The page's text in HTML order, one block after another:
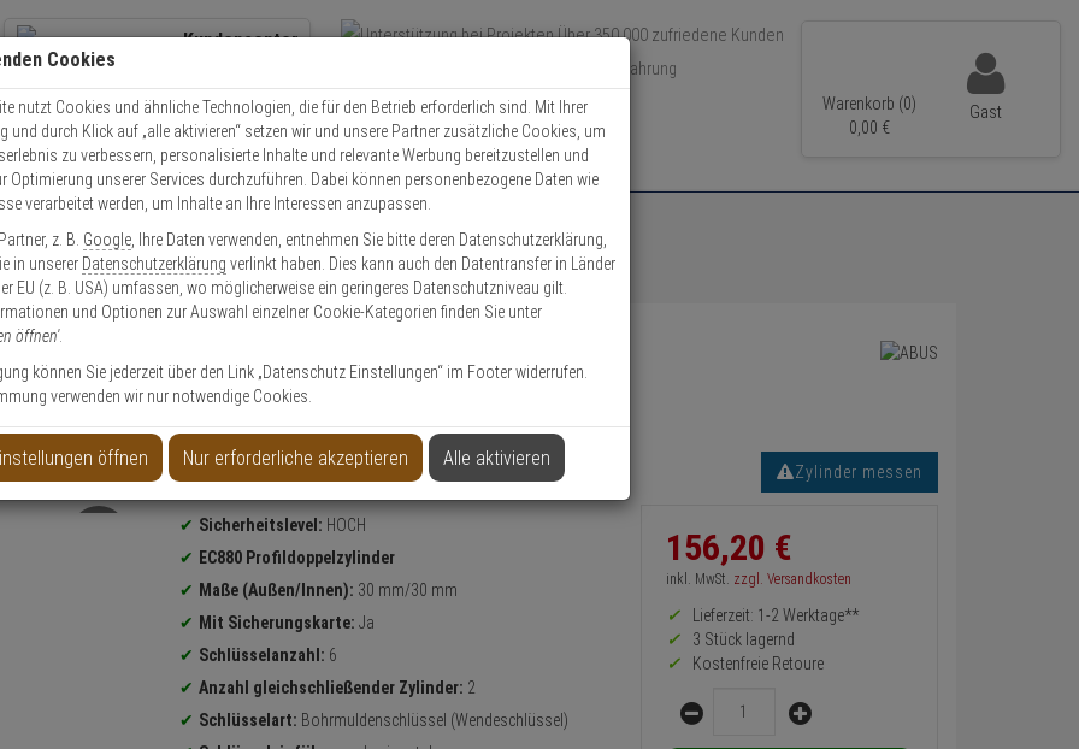
Kundencenter
Kontaktservice nutzen
Mo. - Do.: 8:00 - 16:30 Fr. 8:00 - 14:00 Uhr
Über 350.000 zufriedene Kunden
Über 15 Jahre Erfahrung
Schneller Versand
Warenkorb (0)
0, 00 €
Gast
2er Abus EC880 Profilzylinder 30/30 gl. - 6 Schl.
30 gl. - 6 Schl.
Zylinder messen
Produktinformationen
Sicherheitslevel: HOCH
EC880 Profildoppelzylinder
Maße (Außen/Innen): 30 mm/30 mm
Mit Sicherungskarte: Ja
Schlüsselanzahl: 6
Anzahl gleichschließender Zylinder: 2
Schlüsselart: Bohrmuldenschlüssel (Wendeschlüssel)
Informationen
zurück
Preis,
und
Warenkorb-
oder
Button
156,20 €
inkl. MwSt. zzgl. Versandkosten
Lieferzeit: 1-2 Werktage**
3 Stück lagernd
Kostenfreie Retoure
Menge
Cookies
nutzt Cookies und ähnliche Technologien, die für den Betrieb erforderlich sind. Mit Ihrer
und durch Klick auf „alle aktivieren“ setzen wir und unsere Partner zusätzliche Cookies, um
zu verbessern, personalisierte Inhalte und relevante Werbung bereitzustellen und
Optimierung unserer Services durchzuführen. Dabei können personenbezogene Daten wie
verarbeitet werden, um Inhalte an Ihre Interessen anzupassen.
z. B. Google , Ihre Daten verwenden, entnehmen Sie bitte deren Datenschutzerklärung,
in unserer Datenschutzerklärung verlinkt haben. Dies kann auch den Datentransfer in Länder
EU (z. B. USA) umfassen, wo möglicherweise ein geringeres Datenschutzniveau gilt.
und Optionen zur Auswahl einzelner Cookie-Kategorien finden Sie unter
öffnen'.
können Sie jederzeit über den Link „Datenschutz Einstellungen“ im Footer widerrufen.
verwenden wir nur notwendige Cookies.
öffnen Nur erforderliche akzeptieren Alle aktivieren